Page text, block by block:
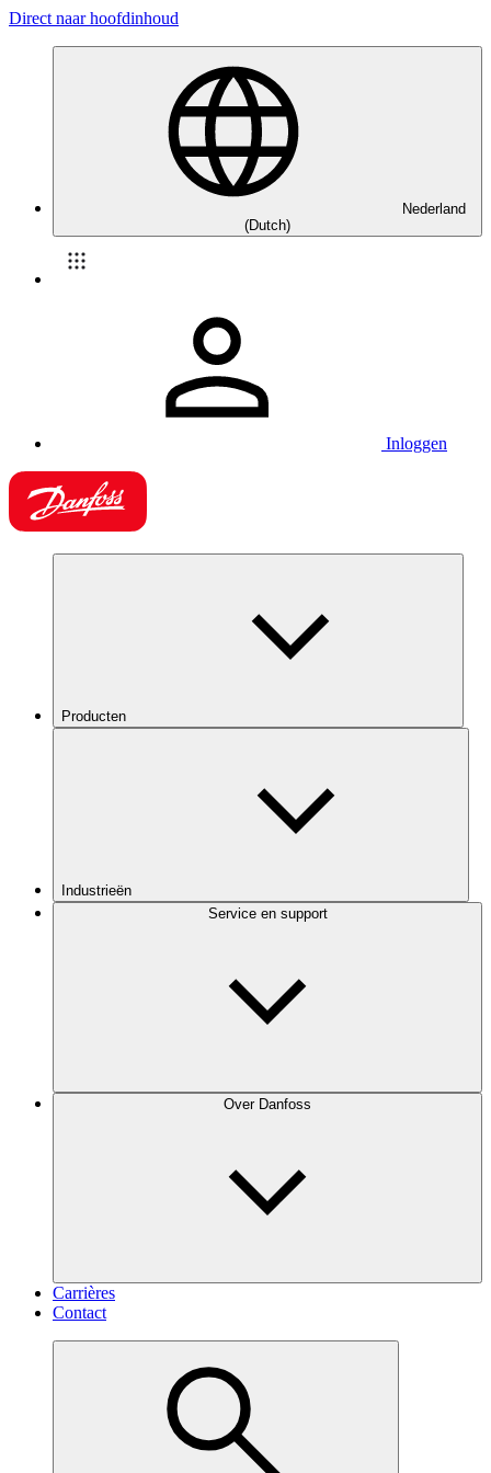
Direct naar hoofdinhoud
Nederland
(Dutch)
Inloggen
Producten
Industrieën
Service en support
Over Danfoss
Carrières
Contact